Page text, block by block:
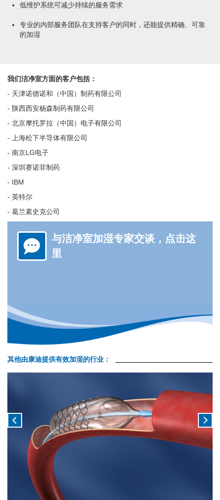
低维护系统可减少持续的服务需求
专业的内部服务团队在支持客户的同时，还能提供精确、可靠
的加湿
我们洁净室方面的客户包括：
- 天津诺德诺和（中国）制药有限公司
- 陕西西安杨森制药有限公司
- 北京摩托罗拉（中国）电子有限公司
- 上海松下半导体有限公司
- 南京LG电子
- 深圳赛诺菲制药
- IBM
- 英特尔
- 葛兰素史克公司
与洁净室加湿专家交谈，点击这
里
其他由康迪提供有效加湿的行业：